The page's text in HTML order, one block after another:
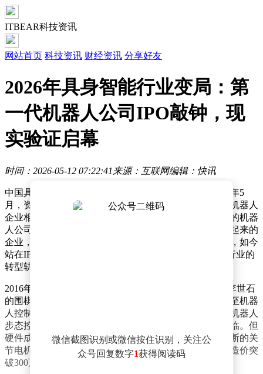
ITBEAR科技资讯
网站首页 科技资讯 财经资讯 分享好友
2026年具身智能行业变局：第
一代机器人公司IPO敲钟，现
实验证启幕
时间：2026-05-12 07:22:41 来源：互联网编辑：快讯
中国具身智能行业正经历一场静默而深刻的变革。2026年5
月，资本市场迎来重要节点，云深处、乐聚、宇树三家机器人
企业相继披露上市进展，标志着首批成立于2016年前后的机器
人公司集体叩响资本市场大门。这批在行业寒冬中成长起来的
企业，用十年时间完成了从技术验证到产业落地的跨越，如今
站在IPO门槛前，不仅承载着自身命运，更折射出整个行业的
转型轨迹。
2016年被视为中国机器人产业的元年。当年AlphaGo与李世石
的围棋对决引发全球关注，深度强化学习技术开始渗透至机器
人控制领域。学术界敏锐捕捉到这一信号：三大顶会中机器人
步态控制相关论文数量激增，技术突破的临界点悄然来临。但
硬件成本高企仍是横亘在创业者面前的鸿沟——日德垄断的关
节电机、谐波减速器等核心部件，使得单台人形机器人造价突
破300万元，商业化路径几乎被封死。
微信截图识别或微信按住识别，关注公
众号回复数字1获得阅读码